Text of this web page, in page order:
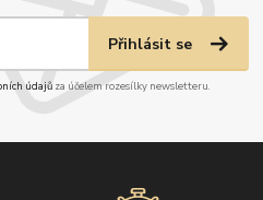
Přihlásit se
údajůza účelem rozesílky newsletteru.